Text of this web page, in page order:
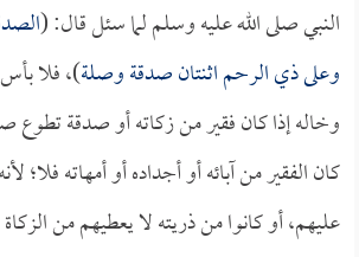
النبي صلى الله عليه وسلم لما سئل قال: (
وعلى ذي الرحم اثنتان صدقة وصلة)، فلا
وخاله إذا كان فقير من زكاته أو صدقة تطوع
كان الفقير من آبائه أو أجداده أو أمهاته فلا؛
عليهم، أو كانوا من ذريته لا يعطيهم من